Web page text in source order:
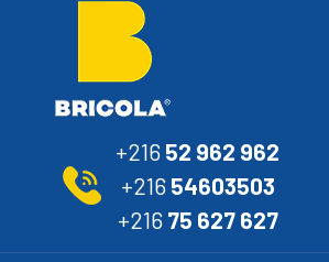
+216 52 962 962
+216 54603503
+216 75 627 627